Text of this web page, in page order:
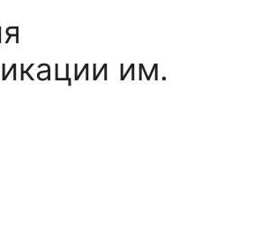
им.